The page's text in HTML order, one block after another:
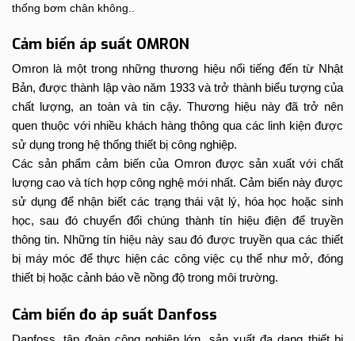
thống bơm chân không.
Cảm biến áp suất OMRON
Omron là một trong những thương hiệu nổi tiếng đến từ Nhật
Bản, được thành lập vào năm 1933 và trở thành biểu tượng của
chất lượng, an toàn và tin cậy. Thương hiệu này đã trở nên
quen thuộc với nhiều khách hàng thông qua các linh kiện được
sử dụng trong hệ thống thiết bị công nghiệp.
Các sản phẩm cảm biến của Omron được sản xuất với chất
lượng cao và tích hợp công nghệ mới nhất. Cảm biến này được
sử dụng để nhận biết các trạng thái vật lý, hóa học hoặc sinh
học, sau đó chuyển đổi chúng thành tín hiệu điện để truyền
thông tin. Những tín hiệu này sau đó được truyền qua các thiết
bị máy móc để thực hiện các công việc cụ thể như mở, đóng
thiết bị hoặc cảnh báo về nồng độ trong môi trường.
Cảm biến đo áp suất Danfoss